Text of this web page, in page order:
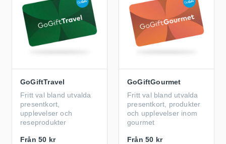
GoGiftTravel
Fritt val bland utvalda
presentkort,
upplevelser och
reseprodukter
Från 50 kr
GoGiftGourmet
Fritt val bland utvalda
presentkort, produkter
och upplevelser inom
gourmet
Från 50 kr